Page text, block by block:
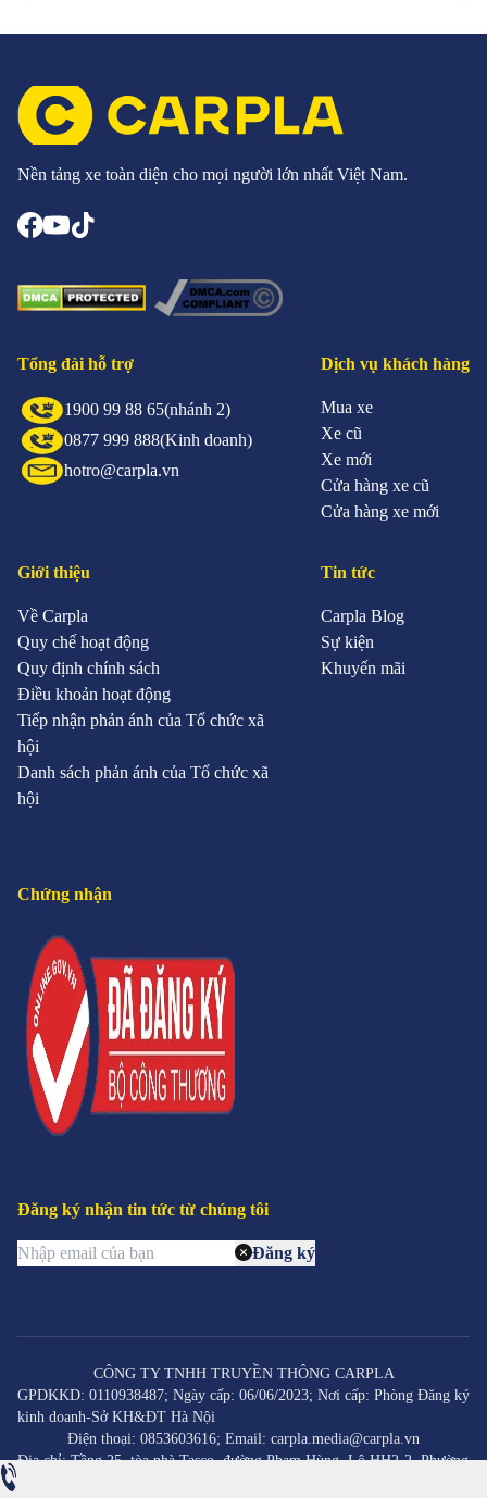
Nền tảng xe toàn diện cho mọi người lớn nhất Việt Nam.
Tổng đài hỗ trợ
1900 99 88 65(nhánh 2)
0877 999 888(Kinh doanh)
hotro@carpla.vn
Dịch vụ khách hàng
Mua xe
Xe cũ
Xe mới
Cửa hàng xe cũ
Cửa hàng xe mới
Giới thiệu
Về Carpla
Quy chế hoạt động
Quy định chính sách
Điều khoản hoạt động
Tiếp nhận phản ánh của Tổ chức xã
hội
Danh sách phản ánh của Tổ chức xã
hội
Tin tức
Carpla Blog
Sự kiện
Khuyến mãi
Chứng nhận
Đăng ký nhận tin tức từ chúng tôi
Đăng ký
CÔNG TY TNHH TRUYỀN THÔNG CARPLA
GPDKKD: 0110938487; Ngày cấp: 06/06/2023; Nơi cấp: Phòng Đăng ký
kinh doanh-Sở KH&ĐT Hà Nội
Điện thoại: 0853603616; Email: carpla.media@carpla.vn
Địa chỉ: Tầng 25, tòa nhà Tasco, đường Phạm Hùng, Lô HH2-2, Phường